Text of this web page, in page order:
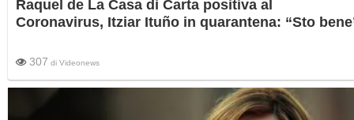
Raquel de La Casa di Carta positiva al
Coronavirus, Itziar Ituño in quarantena: “Sto
307 di Videonews